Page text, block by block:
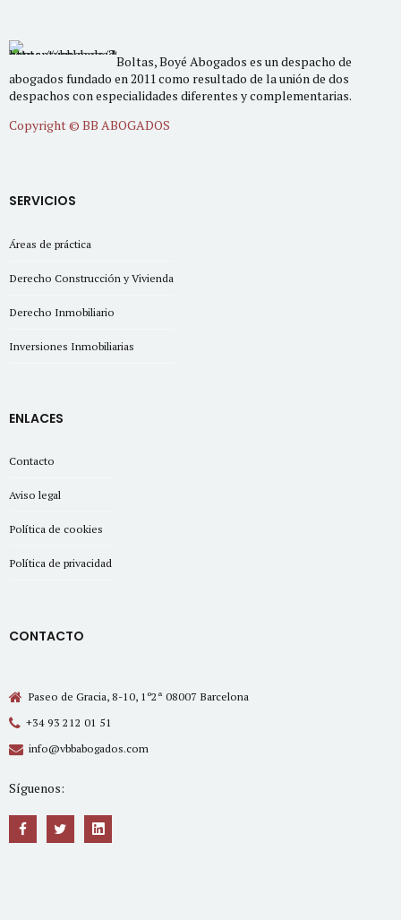
Boltas, Boyé Abogados es un despacho de
abogados fundado en 2011 como resultado de la unión de dos
despachos con especialidades diferentes y complementarias.
Copyright © BB ABOGADOS
SERVICIOS
Áreas de práctica
Derecho Construcción y Vivienda
Derecho Inmobiliario
Inversiones Inmobiliarias
ENLACES
Contacto
Aviso legal
Política de cookies
Política de privacidad
CONTACTO
Paseo de Gracia, 8-10, 1º2ª 08007 Barcelona
+34 93 212 01 51
info@vbbabogados.com
Síguenos: